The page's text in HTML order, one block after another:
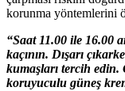
korunma yöntemlerini
“Saat 11.00 ile 16.00
kaçının. Dışarı
kumaşları tercih edin.
koruyuculu güneş